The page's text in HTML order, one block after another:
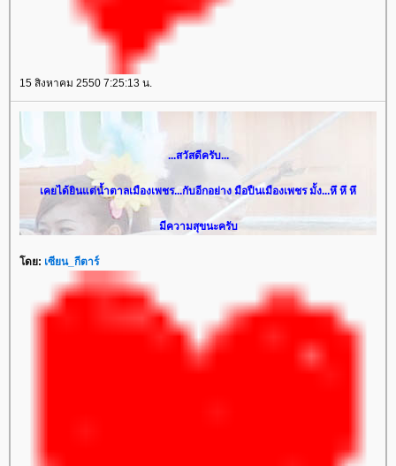
15 สิงหาคม 2550 7:25:13 น.
...สวัสดีครับ...
เคยได้ยินแต่น้ำตาลเมืองเพชร...กับอีกอย่าง มือปืนเมืองเพชร มั้ง...หึ หึ หึ
มีความสุขนะครับ
ดย: เซียน_กีตาร์